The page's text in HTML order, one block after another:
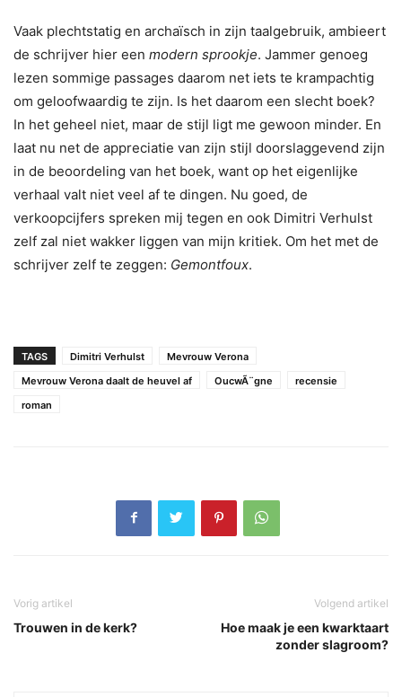
Vaak plechtstatig en archaïsch in zijn taalgebruik, ambieert
de schrijver hier een modern sprookje. Jammer genoeg
lezen sommige passages daarom net iets te krampachtig
om geloofwaardig te zijn. Is het daarom een slecht boek?
In het geheel niet, maar de stijl ligt me gewoon minder. En
laat nu net de appreciatie van zijn stijl doorslaggevend zijn
in de beoordeling van het boek, want op het eigenlijke
verhaal valt niet veel af te dingen. Nu goed, de
verkoopcijfers spreken mij tegen en ook Dimitri Verhulst
zelf zal niet wakker liggen van mijn kritiek. Om het met de
schrijver zelf te zeggen: Gemontfoux.
TAGS Dimitri Verhulst
Mevrouw Verona
Mevrouw Verona daalt de heuvel af
OucwÃ¨gne
recensie
roman
Vorig artikel
Trouwen in de kerk?
Volgend artikel
Hoe maak je een kwarktaart
zonder slagroom?